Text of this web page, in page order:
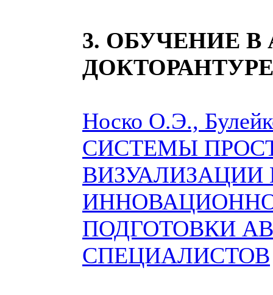
3. ОБУЧЕНИЕ В
Носко О.Э.,
СИСТЕМЫ
ВИЗУАЛИЗАЦИИ
ПОДГОТОВКИ
СПЕЦИАЛИСТОВ